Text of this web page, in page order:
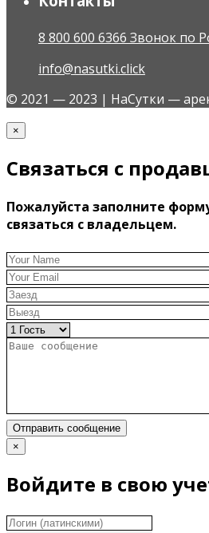
8 800 600 6366 Звонок по
info@nasutki.click
© 2021 — 2023 | НаСутки —
×
Связаться с
Пожалуйста заполните
связаться с владельцем.
Отправить сообщение
×
Войдите в свою